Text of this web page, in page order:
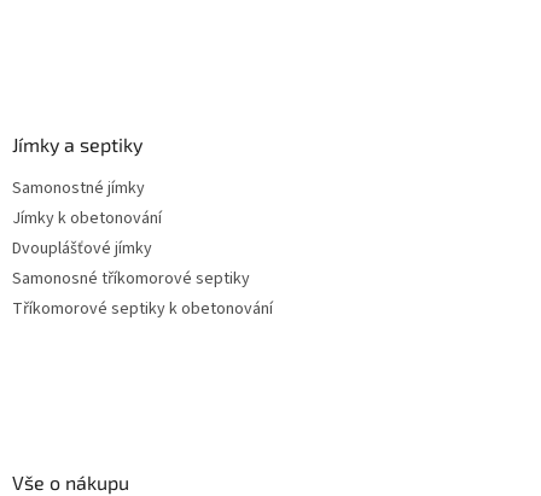
Jímky a septiky
Samonostné jímky
Jímky k obetonování
Dvouplášťové jímky
Samonosné tříkomorové septiky
Tříkomorové septiky k obetonování
Vše o nákupu